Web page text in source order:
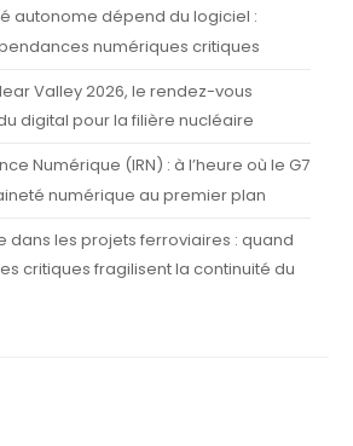
autonome dépend du logiciel :
numériques critiques
Valley 2026, le rendez-vous
digital pour la filière nucléaire
Numérique (IRN) : à l’heure où le G7
numérique au premier plan
dans les projets ferroviaires : quand
critiques fragilisent la continuité du